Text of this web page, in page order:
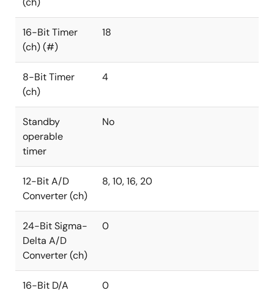
16-Bit Timer
(ch) (#)
18
8-Bit Timer
(ch)
4
Standby
operable
timer
No
12-Bit A/D
Converter (ch)
8, 10, 16, 20
24-Bit Sigma-
Delta A/D
Converter (ch)
0
16-Bit D/A
0